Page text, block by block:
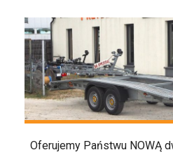
Oferujemy Państwu NOWĄ